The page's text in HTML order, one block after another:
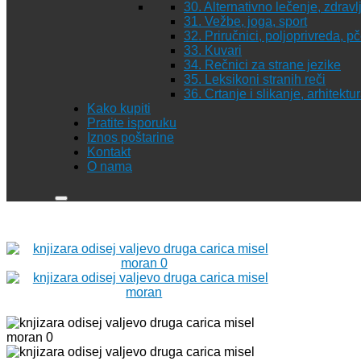
30. Alternativno lečenje,
31. Vežbe, joga, sport
32. Priručnici, poljoprivreda,
33. Kuvari
34. Rečnici za strane jezike
35. Leksikoni stranih reči
36. Crtanje i slikanje,
Kako kupiti
Pratite isporuku
Iznos poštarine
Kontakt
O nama